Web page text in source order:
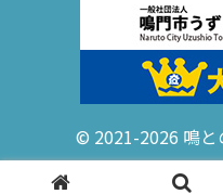
© 2021-2026 鳴と